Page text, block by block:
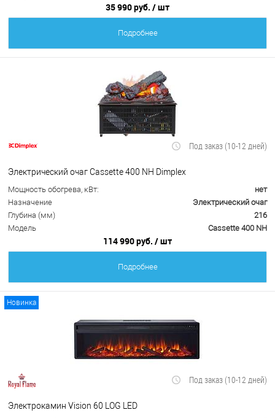
35 990 руб. / шт
Подробнее
Под заказ (10-12 дней)
Электрический очаг Cassette 400 NH Dimplex
Мощность обогрева, кВт:
нет
Назначение
Электрический очаг
Глубина (мм)
216
Модель
Cassette 400 NH
114 990 руб. / шт
Подробнее
Новинка
Под заказ (10-12 дней)
Электрокамин Vision 60 LOG LED